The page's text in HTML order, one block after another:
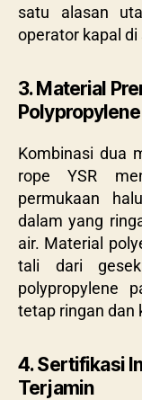
satu alasan
operator kapal di
3. Material
Polypropylene
Kombinasi dua
rope YSR
permukaan
dalam yang
air. Material
tali dari
polypropylene
tetap ringan dan
4. Sertifikasi
Terjamin